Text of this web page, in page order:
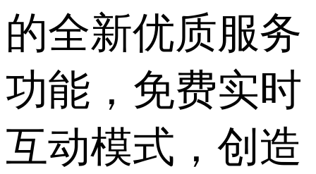
的全新优质服务
功能，免费实时
互动模式，创造